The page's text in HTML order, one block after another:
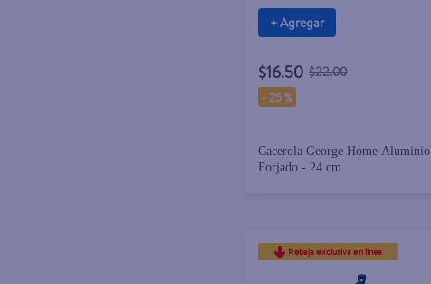
+ Agregar
$16.50 $22.00
-25 %
Cacerola George Home Aluminio
Forjado - 24 cm
Rebaja exclusiva en línea